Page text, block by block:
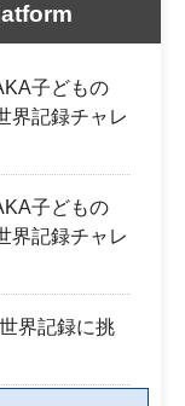
子どもの
界記録チャレ
子どもの
界記録チャレ
界記録に挑